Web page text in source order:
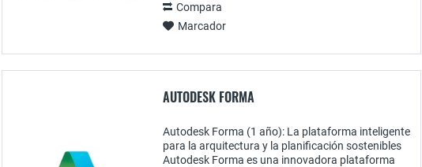
Compara
Marcador
AUTODESK FORMA
Autodesk Forma (1 año): La plataforma inteligente
para la arquitectura y la planificación sostenibles
Autodesk Forma es una innovadora plataforma